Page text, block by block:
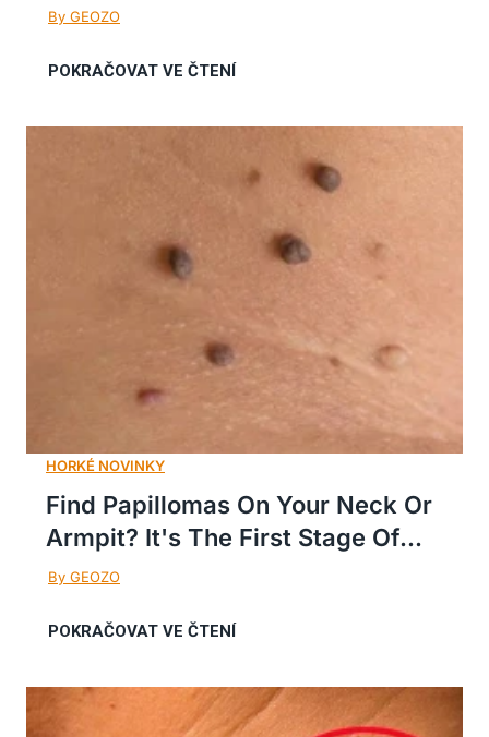
Find Papillomas On Your Neck Or
Armpit? It's The First Stage Of...